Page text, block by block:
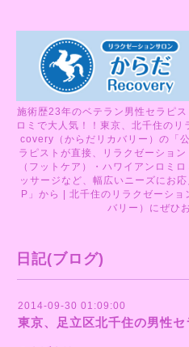
施術歴23年のベテラン男性セラピ
ロミで大人気！！東京、北千住の
covery（からだリカバリー）の「
ラピストが直接、リラクゼーショ
（フットケア）・ハワイアンロミ
ッサージなど、幅広いニーズにお
P」から | 北千住のリラクゼーシ
バリー）にぜひ
日記(ブログ)
2014-09-30 01:09:00
東京、足立区北千住の男性